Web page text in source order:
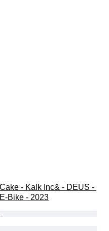
Cake - Kalk Inc& - DEUS -
E-Bike - 2023